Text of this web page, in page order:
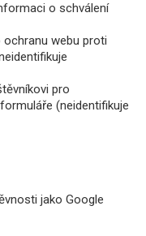
o schválení
webu proti
pro
(neidentifikuje
jako Google